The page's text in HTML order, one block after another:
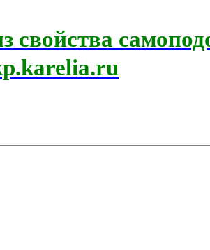
свойства